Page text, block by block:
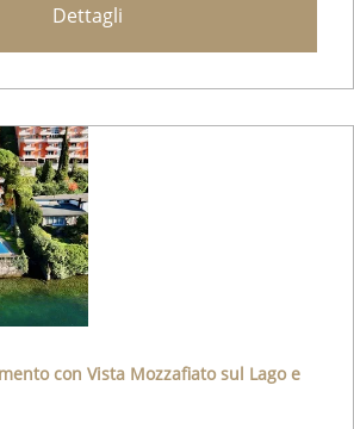
Dettagli
con Vista Mozzafiato sul Lago e